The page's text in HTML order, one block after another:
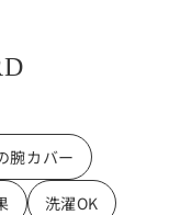
腕カバー
洗濯OK